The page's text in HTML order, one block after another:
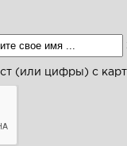
(или цифры) с